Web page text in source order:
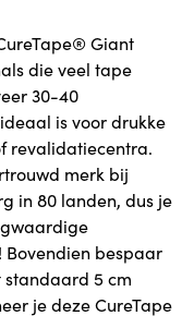
Giant
die veel tape
30-40
is voor drukke
revalidatiecentra.
merk bij
in 80 landen, dus je
bespaar
standaard 5 cm
je deze CureTape